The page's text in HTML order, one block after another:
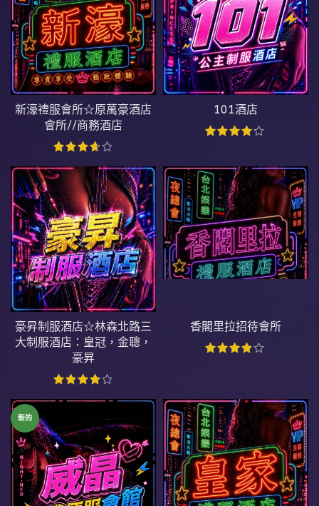
新濠禮服會所☆原萬豪酒店
會所//商務酒店
101酒店
豪昇制服酒店☆林森北路三
大制服酒店：皇冠，金聰，
豪昇
香閣里拉招待會所
新的